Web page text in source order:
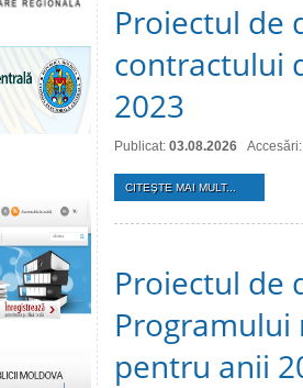
Proiectul de
contractului
2023
Publicat: 03.08.2026
CITEŞTE MAI MULT...
Proiectul de
Programului
pentru anii